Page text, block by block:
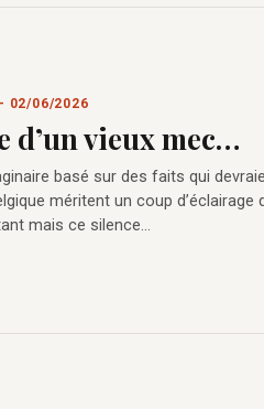
02/06/2026
d’un vieux mec…
basé sur des faits qui
méritent un coup d’éclairage
mais ce silence…